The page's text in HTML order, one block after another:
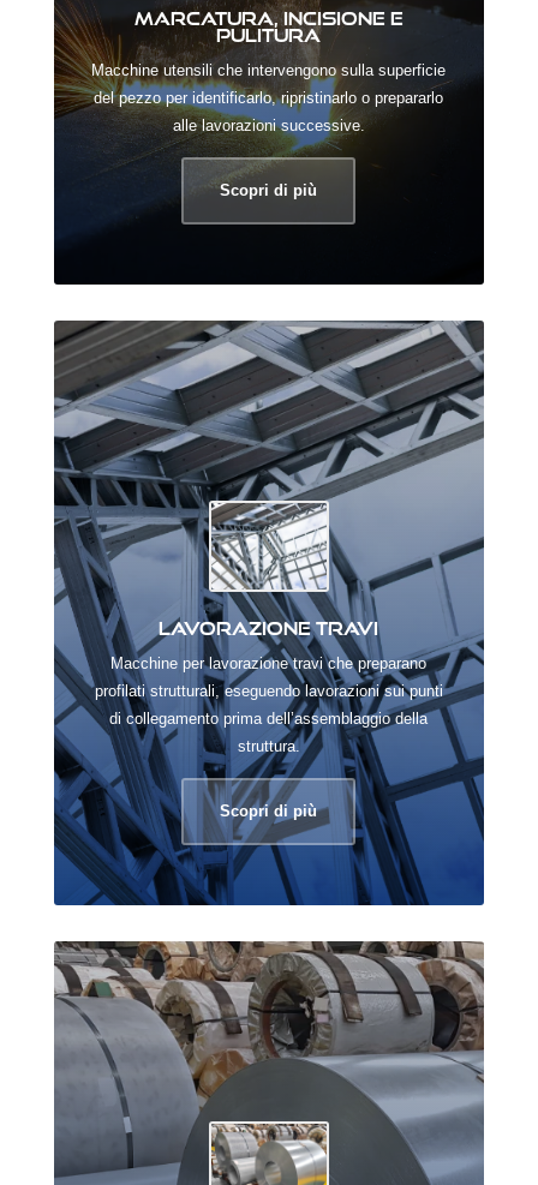
Marcatura, incisione e
pulitura
Macchine utensili che intervengono sulla superficie
del pezzo per identificarlo, ripristinarlo o prepararlo
alle lavorazioni successive.
Scopri di più
Lavorazione travi
Macchine per lavorazione travi che preparano
profilati strutturali, eseguendo lavorazioni sui punti
di collegamento prima dell’assemblaggio della
struttura.
Scopri di più